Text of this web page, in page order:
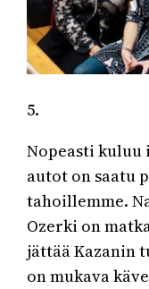
5.
Nopeasti
autot on saatu
tahoillemme.
Ozerki on
jättää Kazanin
on mukava